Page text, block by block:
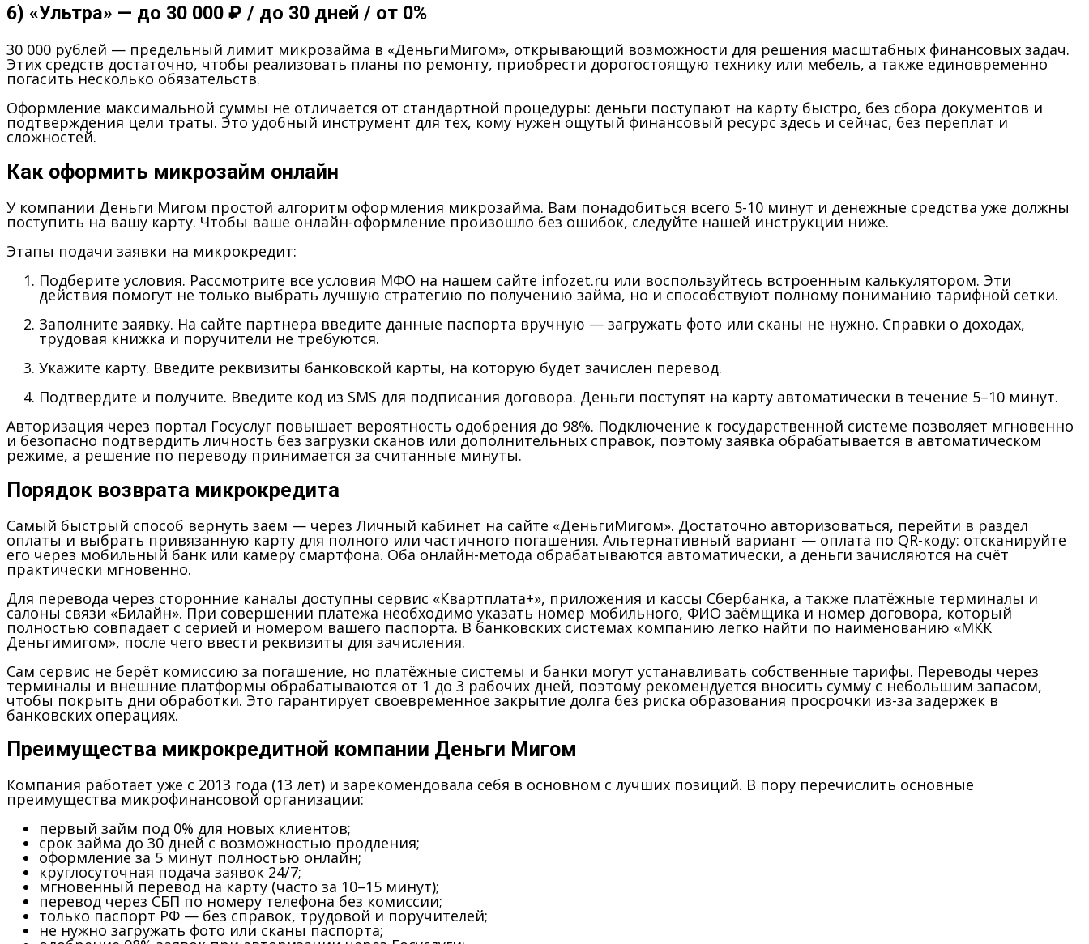
6) «Ультра» — до 30 000 ₽ / до 30 дней / от 0%
30 000 рублей — предельный лимит микрозайма в «ДеньгиМигом», открывающий возможности для решения масштабных финансовых задач.
Этих средств достаточно, чтобы реализовать планы по ремонту, приобрести дорогостоящую технику или мебель, а также единовременно
погасить несколько обязательств.
Оформление максимальной суммы не отличается от стандартной процедуры: деньги поступают на карту быстро, без сбора документов и
подтверждения цели траты. Это удобный инструмент для тех, кому нужен ощутый финансовый ресурс здесь и сейчас, без переплат и
сложностей.
Как оформить микрозайм онлайн
У компании Деньги Мигом простой алгоритм оформления микрозайма. Вам понадобиться всего 5-10 минут и денежные средства уже должны
поступить на вашу карту. Чтобы ваше онлайн-оформление произошло без ошибок, следуйте нашей инструкции ниже.
Этапы подачи заявки на микрокредит:
Подберите условия. Рассмотрите все условия МФО на нашем сайте infozet.ru или воспользуйтесь встроенным калькулятором. Эти
действия помогут не только выбрать лучшую стратегию по получению займа, но и способствуют полному пониманию тарифной сетки.
Заполните заявку. На сайте партнера введите данные паспорта вручную — загружать фото или сканы не нужно. Справки о доходах,
трудовая книжка и поручители не требуются.
Укажите карту. Введите реквизиты банковской карты, на которую будет зачислен перевод.
Подтвердите и получите. Введите код из SMS для подписания договора. Деньги поступят на карту автоматически в течение 5–10 минут.
Авторизация через портал Госуслуг повышает вероятность одобрения до 98%. Подключение к государственной системе позволяет мгновенно
и безопасно подтвердить личность без загрузки сканов или дополнительных справок, поэтому заявка обрабатывается в автоматическом
режиме, а решение по переводу принимается за считанные минуты.
Порядок возврата микрокредита
Самый быстрый способ вернуть заём — через Личный кабинет на сайте «ДеньгиМигом». Достаточно авторизоваться, перейти в раздел
оплаты и выбрать привязанную карту для полного или частичного погашения. Альтернативный вариант — оплата по QR-коду: отсканируйте
его через мобильный банк или камеру смартфона. Оба онлайн-метода обрабатываются автоматически, а деньги зачисляются на счёт
практически мгновенно.
Для перевода через сторонние каналы доступны сервис «Квартплата+», приложения и кассы Сбербанка, а также платёжные терминалы и
салоны связи «Билайн». При совершении платежа необходимо указать номер мобильного, ФИО заёмщика и номер договора, который
полностью совпадает с серией и номером вашего паспорта. В банковских системах компанию легко найти по наименованию «МКК
Деньгимигом», после чего ввести реквизиты для зачисления.
Сам сервис не берёт комиссию за погашение, но платёжные системы и банки могут устанавливать собственные тарифы. Переводы через
терминалы и внешние платформы обрабатываются от 1 до 3 рабочих дней, поэтому рекомендуется вносить сумму с небольшим запасом,
чтобы покрыть дни обработки. Это гарантирует своевременное закрытие долга без риска образования просрочки из-за задержек в
банковских операциях.
Преимущества микрокредитной компании Деньги Мигом
Компания работает уже с 2013 года (13 лет) и зарекомендовала себя в основном с лучших позиций. В пору перечислить основные
преимущества микрофинансовой организации:
первый займ под 0% для новых клиентов;
срок займа до 30 дней с возможностью продления;
оформление за 5 минут полностью онлайн;
круглосуточная подача заявок 24/7;
мгновенный перевод на карту (часто за 10–15 минут);
перевод через СБП по номеру телефона без комиссии;
только паспорт РФ — без справок, трудовой и поручителей;
не нужно загружать фото или сканы паспорта;